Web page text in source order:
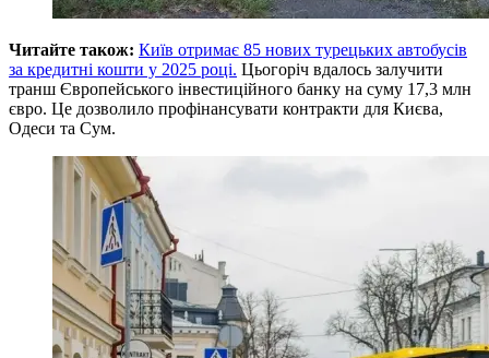
Читайте також: Київ отримає 85 нових турецьких автобусів
за кредитні кошти у 2025 році. Цьогоріч вдалось залучити
транш Європейського інвестиційного банку на суму 17,3 млн
євро. Це дозволило профінансувати контракти для Києва,
Одеси та Сум.